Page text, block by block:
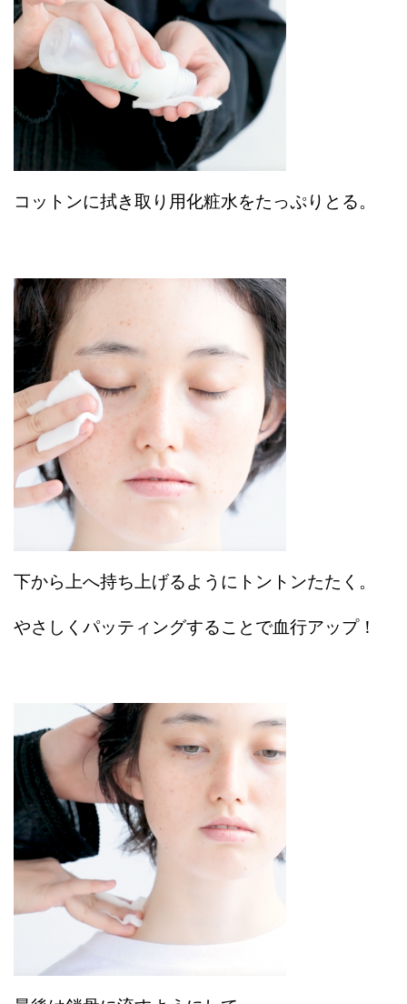
コットンに拭き取り用化粧水をたっぷりとる。
下から上へ持ち上げるようにトントンたたく。
やさしくパッティングすることで血行アップ！